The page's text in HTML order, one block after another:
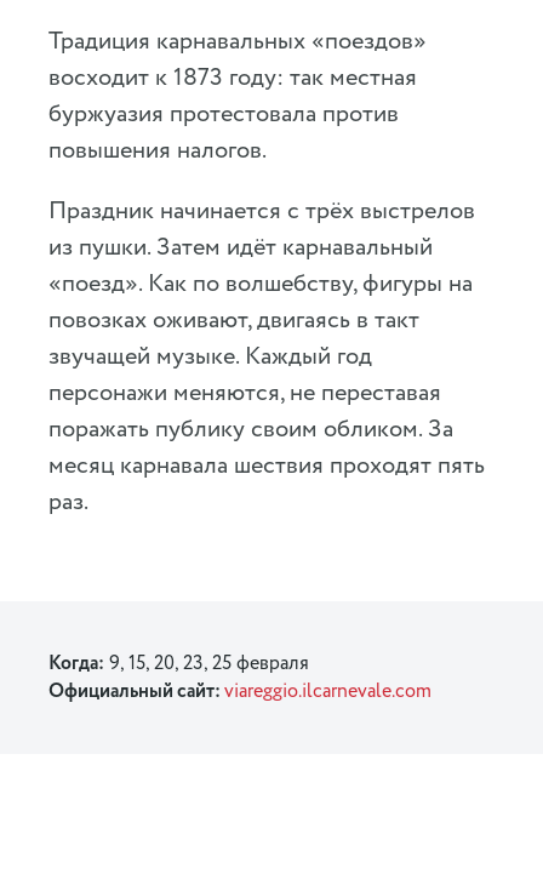
Традиция карнавальных «поездов»
восходит к 1873 году: так местная
буржуазия протестовала против
повышения налогов.
Праздник начинается с трёх выстрелов
из пушки. Затем идёт карнавальный
«поезд». Как по волшебству, фигуры на
повозках оживают, двигаясь в такт
звучащей музыке. Каждый год
персонажи меняются, не переставая
поражать публику своим обликом. За
месяц карнавала шествия проходят пять
раз.
Когда: 9, 15, 20, 23, 25 февраля
Официальный сайт:viareggio.ilcarnevale.com